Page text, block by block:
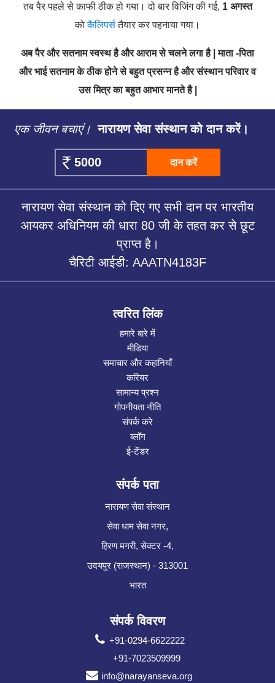
तब पैर पहले से काफी ठीक हो गया। दो बार विजिंग की गई, 1 अगस्त
कोकैलिपर्सतैयार कर पहनाया गया।
अब पैर और सतनाम स्वस्थ है और आराम से चलने लगा है | माता -पिता
और भाई सतनाम के ठीक होने से बहुत प्रसन्न है और संस्थान परिवार व
उस मित्र का बहुत आभार मानते है |
एक जीवन बचाएं। नारायण सेवा संस्थान को दान करें।
दान करें
नारायण सेवा संस्थान को दिए गए सभी दान पर भारतीय
आयकर अधिनियम की धारा 80 जी के तहत कर से छूट
प्राप्त है।
चैरिटी आईडी: AAATN4183F
त्वरित लिंक
हमारे बारे में
मीडिया
समाचार और कहानियाँ
करियर
सामान्य प्रश्न
गोपनीयता नीति
संपर्क करे
ब्लॉग
ई-टेंडर
संपर्क पता
नारायण सेवा संस्थान
सेवा धाम सेवा नगर,
हिरण मगरी, सेक्टर -4,
उदयपुर (राजस्थान) - 313001
भारत
संपर्क विवरण
+91-0294-6622222
+91-7023509999
info@narayanseva.org